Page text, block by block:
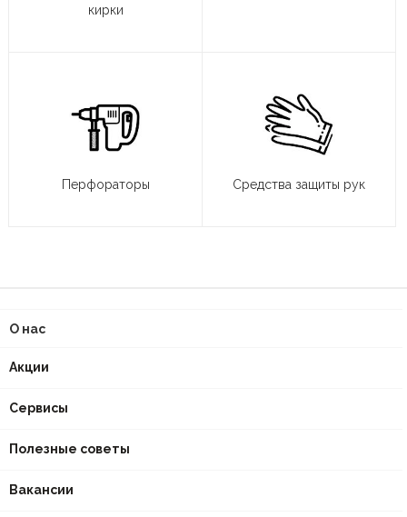
кирки
Перфораторы Средства защиты рук
О нас
Акции
Сервисы
Полезные советы
Вакансии